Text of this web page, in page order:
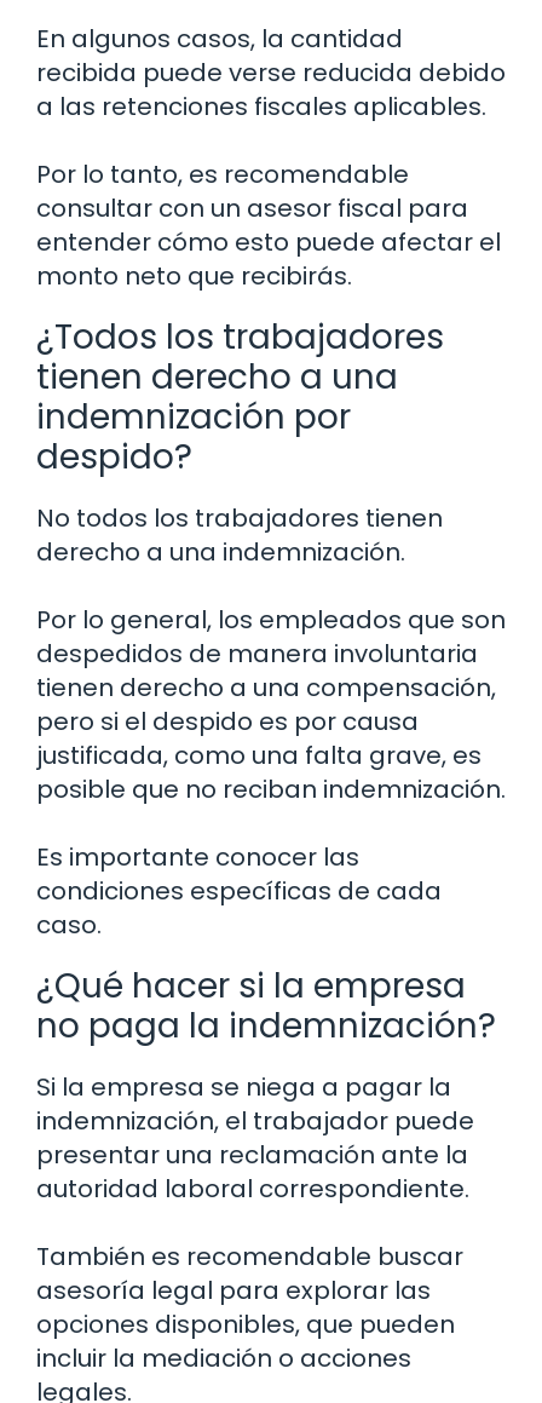
En algunos casos, la cantidad
recibida puede verse reducida debido
a las retenciones fiscales aplicables.
Por lo tanto, es recomendable
consultar con un asesor fiscal para
entender cómo esto puede afectar el
monto neto que recibirás.
¿Todos los trabajadores
tienen derecho a una
indemnización por
despido?
No todos los trabajadores tienen
derecho a una indemnización.
Por lo general, los empleados que son
despedidos de manera involuntaria
tienen derecho a una compensación,
pero si el despido es por causa
justificada, como una falta grave, es
posible que no reciban indemnización.
Es importante conocer las
condiciones específicas de cada
caso.
¿Qué hacer si la empresa
no paga la indemnización?
Si la empresa se niega a pagar la
indemnización, el trabajador puede
presentar una reclamación ante la
autoridad laboral correspondiente.
También es recomendable buscar
asesoría legal para explorar las
opciones disponibles, que pueden
incluir la mediación o acciones
legales.